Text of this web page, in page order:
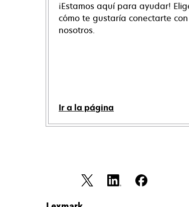
¡Estamos aquí para ayudar!
cómo te gustaría conectarte con
nosotros.
Ir a la página